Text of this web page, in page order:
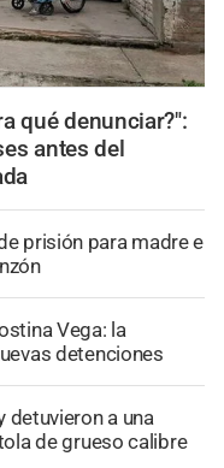
qué denunciar?":
antes del
prisión para madre e
Vega: la
detenciones
detuvieron a una
de grueso calibre